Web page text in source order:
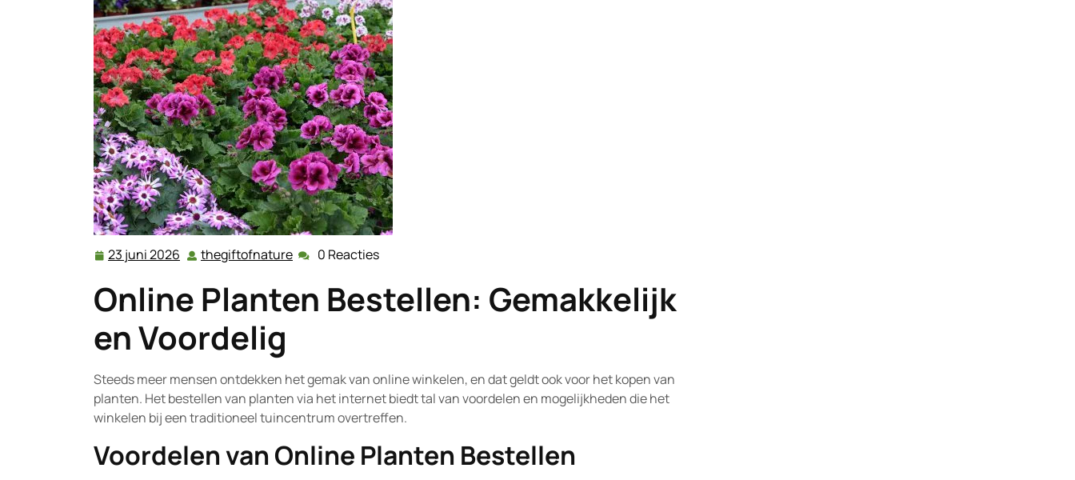
23 juni 2026 23
2026
thegiftofnature thegiftofnature
0 Reacties
Online Planten Bestellen: Gemakkelijk
en Voordelig
Steeds meer mensen ontdekken het gemak van online winkelen, en dat geldt ook voor het kopen van
planten. Het bestellen van planten via het internet biedt tal van voordelen en mogelijkheden die het
winkelen bij een traditioneel tuincentrum overtreffen.
Voordelen van Online Planten Bestellen